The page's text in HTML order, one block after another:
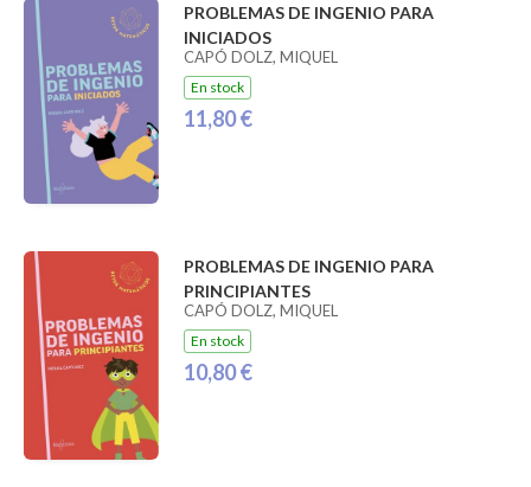
PROBLEMAS DE INGENIO PARA
INICIADOS
CAPÓ DOLZ, MIQUEL
En stock
11,80 €
PROBLEMAS DE INGENIO PARA
PRINCIPIANTES
CAPÓ DOLZ, MIQUEL
En stock
10,80 €